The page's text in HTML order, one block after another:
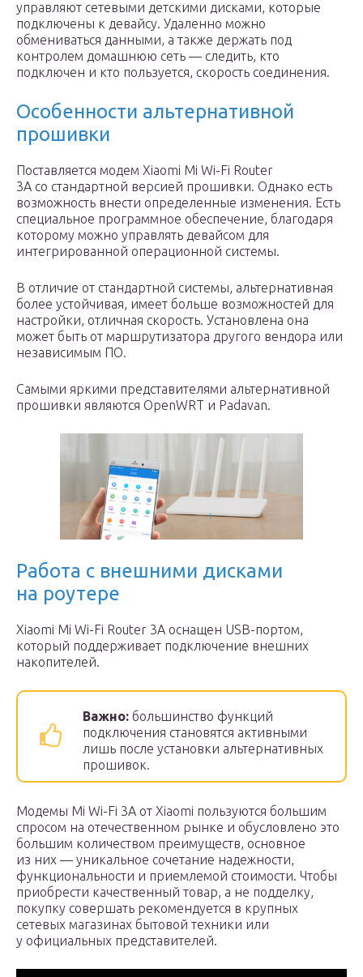
управляют сетевыми детскими дисками, которые
подключены к девайсу. Удаленно можно
обмениваться данными, а также держать под
контролем домашнюю сеть — следить, кто
подключен и кто пользуется, скорость соединения.
Особенности альтернативной
прошивки
Поставляется модем Xiaomi Mi Wi-Fi Router
3A со стандартной версией прошивки. Однако есть
возможность внести определенные изменения. Есть
специальное программное обеспечение, благодаря
которому можно управлять девайсом для
интегрированной операционной системы.
В отличие от стандартной системы, альтернативная
более устойчивая, имеет больше возможностей для
настройки, отличная скорость. Установлена она
может быть от маршрутизатора другого вендора или
независимым ПО.
Самыми яркими представителями альтернативной
прошивки являются OpenWRT и Padavan.
Работа с внешними дисками
на роутере
Xiaomi Mi Wi-Fi Router 3A оснащен USB-портом,
который поддерживает подключение внешних
накопителей.
Важно: большинство функций
подключения становятся активными
лишь после установки альтернативных
прошивок.
Модемы Mi Wi-Fi 3A от Xiaomi пользуются большим
спросом на отечественном рынке и обусловлено это
большим количеством преимуществ, основное
из них — уникальное сочетание надежности,
функциональности и приемлемой стоимости. Чтобы
приобрести качественный товар, а не подделку,
покупку совершать рекомендуется в крупных
сетевых магазинах бытовой техники или
у официальных представителей.